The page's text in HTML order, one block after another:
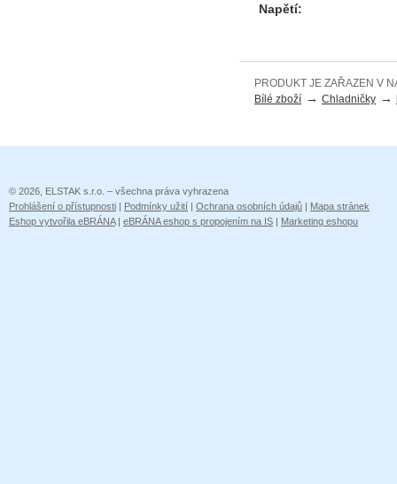
Napětí:
PRODUKT JE ZAŘAZEN V
Bílé zboží → Chladničky →
© 2026, ELSTAK s.r.o. – všechna práva vyhrazena
Prohlášení o přístupnosti | Podmínky užití | Ochrana osobních údajů | Mapa stránek
Eshop vytvořila eBRÁNA| eBRÁNA eshop s propojením na IS | Marketing eshopu